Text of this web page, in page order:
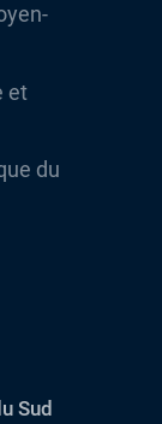
et
du
Sud